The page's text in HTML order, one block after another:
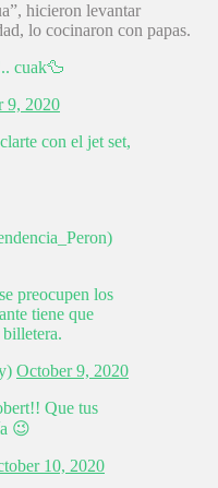
hicieron levantar
lo cocinaron con papas.
cuak🦆
9, 2020
con el jet set,
preocupen los
tiene que
billetera.
October 9, 2020
Que tus
😉
10, 2020